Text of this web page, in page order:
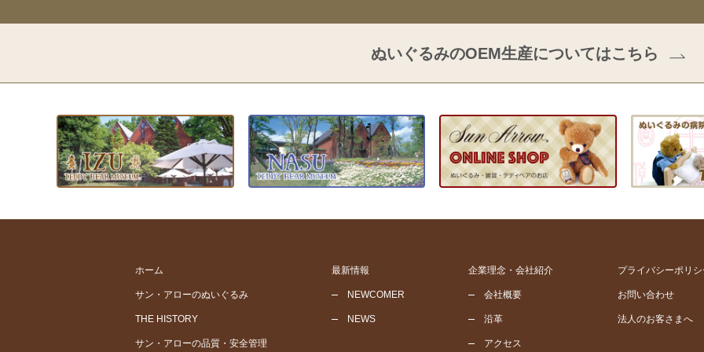
ぬいぐるみのOEM生産についてはこちら
ホーム
サン・アローのぬいぐるみ
THE HISTORY
サン・アローの品質・安全管理
最新情報
NEWCOMER
NEWS
企業理念・会社紹介
会社概要
沿革
アクセス
プライバシーポリシ
お問い合わせ
法人のお客さまへ